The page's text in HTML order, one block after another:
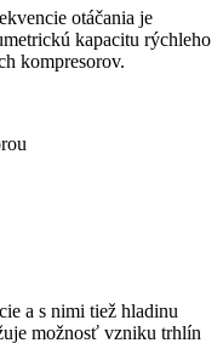
otáčania je
kapacitu rýchleho
kompresorov.
a s nimi tiež hladinu
možnosť vzniku trhlín